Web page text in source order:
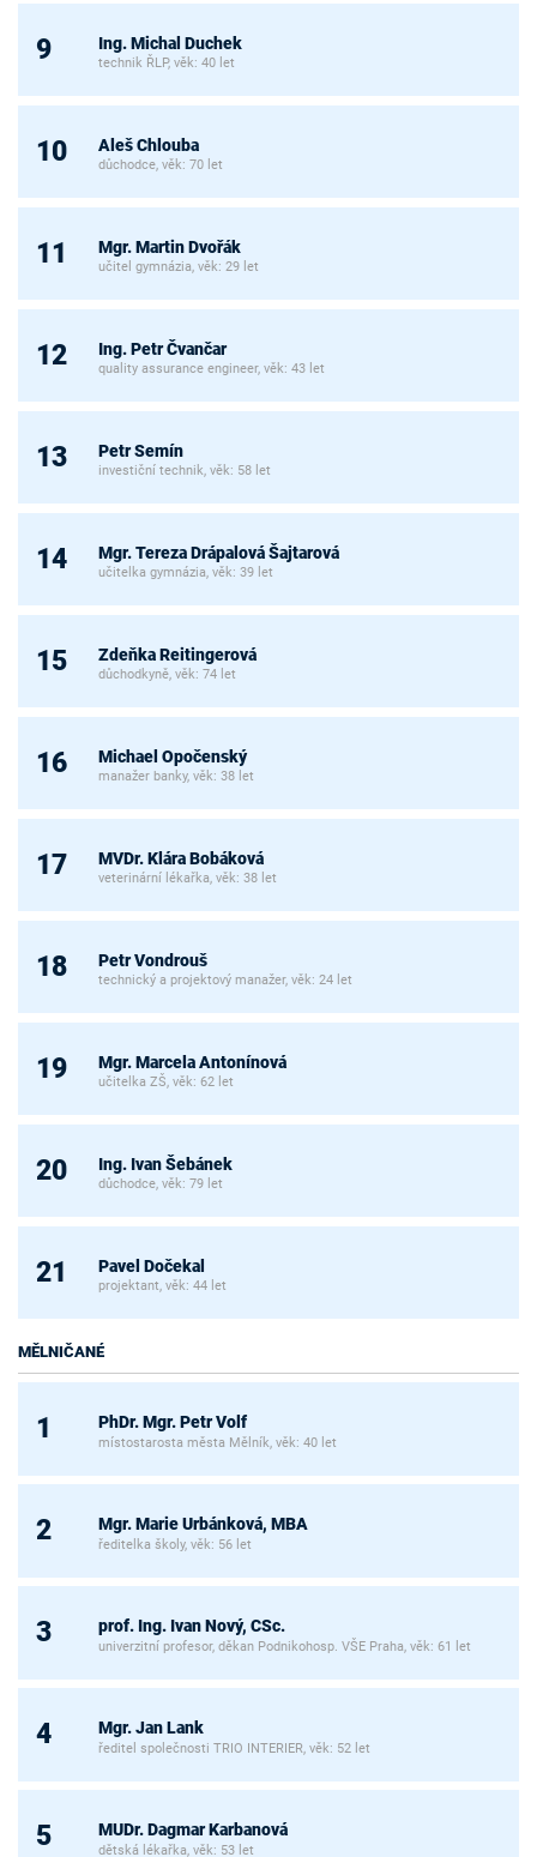
9 Ing. Michal Duchek
technik ŘLP, věk: 40 let
10 Aleš Chlouba
důchodce, věk: 70 let
11 Mgr. Martin Dvořák
učitel gymnázia, věk: 29 let
12 Ing. Petr Čvančar
quality assurance engineer, věk: 43 let
13 Petr Semín
investiční technik, věk: 58 let
14 Mgr. Tereza Drápalová Šajtarová
učitelka gymnázia, věk: 39 let
15 Zdeňka Reitingerová
důchodkyně, věk: 74 let
16 Michael Opočenský
manažer banky, věk: 38 let
17 MVDr. Klára Bobáková
veterinární lékařka, věk: 38 let
18 Petr Vondrouš
technický a projektový manažer, věk: 24 let
19 Mgr. Marcela Antonínová
učitelka ZŠ, věk: 62 let
20 Ing. Ivan Šebánek
důchodce, věk: 79 let
21 Pavel Dočekal
projektant, věk: 44 let
MĚLNIČANÉ
1 PhDr. Mgr. Petr Volf
místostarosta města Mělník, věk: 40 let
2 Mgr. Marie Urbánková, MBA
ředitelka školy, věk: 56 let
3 prof. Ing. Ivan Nový, CSc.
univerzitní profesor, děkan Podnikohosp. VŠE Praha, věk: 61 let
4 Mgr. Jan Lank
ředitel společnosti TRIO INTERIER, věk: 52 let
5 MUDr. Dagmar Karbanová
dětská lékařka, věk: 53 let